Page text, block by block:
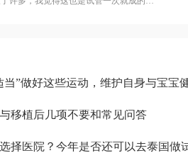
接住院治疗，期间对几种治疗的药物全部
造成卵巢过度刺激征的原因一个是因为年
激素水平失调，再者就是血液里的电解
分享知道成功率可能只有1成不到了。 因
现在，不想浪费这么多心血，再者调理了
张半天，移植竟然一点感觉都没有。移植
”做好这些运动，维护自身与宝宝
移植后几项不要和常见问答
择医院？今年是否还可以去泰国做